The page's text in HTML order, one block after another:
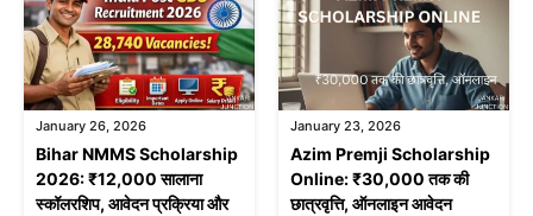
January 26, 2026
Bihar NMMS Scholarship
2026: ₹12,000 सालाना
स्कॉलरशिप, आवेदन प्रक्रिया और
January 23, 2026
Azim Premji Scholarship
Online: ₹30,000 तक की
छात्रवृत्ति, ऑनलाइन आवेदन